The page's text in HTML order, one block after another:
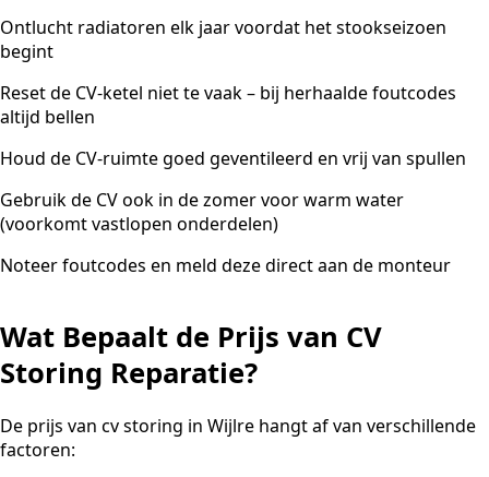
Ontlucht radiatoren elk jaar voordat het stookseizoen
begint
Reset de CV-ketel niet te vaak – bij herhaalde foutcodes
altijd bellen
Houd de CV-ruimte goed geventileerd en vrij van spullen
Gebruik de CV ook in de zomer voor warm water
(voorkomt vastlopen onderdelen)
Noteer foutcodes en meld deze direct aan de monteur
Wat Bepaalt de Prijs van CV
Storing Reparatie?
De prijs van cv storing in Wijlre hangt af van verschillende
factoren: